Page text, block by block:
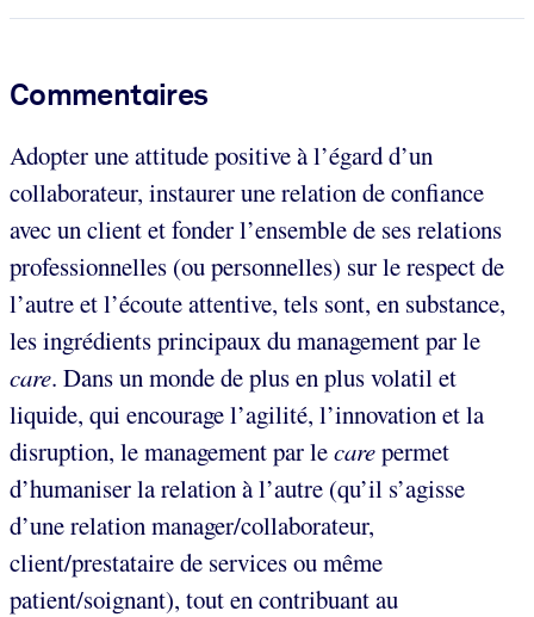
Commentaires
Adopter une attitude positive à l’égard d’un
collaborateur, instaurer une relation de confiance
avec un client et fonder l’ensemble de ses relations
professionnelles (ou personnelles) sur le respect de
l’autre et l’écoute attentive, tels sont, en substance,
les ingrédients principaux du management par le
care. Dans un monde de plus en plus volatil et
liquide, qui encourage l’agilité, l’innovation et la
disruption, le management par lecarepermet
d’humaniser la relation à l’autre (qu’il s’agisse
d’une relation manager/collaborateur,
client/prestataire de services ou même
patient/soignant), tout en contribuant au